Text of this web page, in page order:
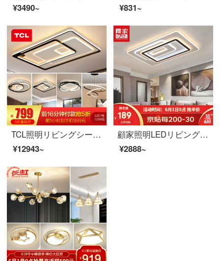
¥3490~
¥831~
TCL照明リビングシーリングライトセットled長方形後現代北欧大気シンプル寝室灯魔方シリーズ【セットは景品形式で体現】リビング三色調光106*2 W三室北欧コースA
¥12943~
顧家照明LEDリビングライト現代シンプルシンプルシデント北欧創意レストランランプ暖かい寝室ランプセット全屋ライジングセット照明装飾長方リビングライト100*64*7 cm/98 w無極調光
¥2888~